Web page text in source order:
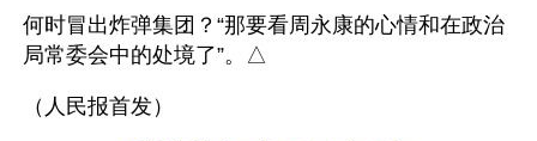
何时冒出炸弹集团？“那要看周永康的心情和在政治
局常委会中的处境了”。△
（人民报首发）